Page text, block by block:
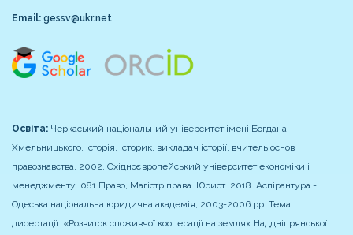
Email: gessv@ukr.net
Освіта: Черкаський національний університет імені Богдана
Хмельницького, Історія, Історик, викладач історії, вчитель основ
правознавства. 2002. Східноєвропейський університет економіки і
менеджменту. 081 Право, Магістр права. Юрист. 2018. Аспірантура -
Одеська національна юридична академія, 2003-2006 рр. Тема
дисертації: «Розвиток споживчої кооперації на землях Наддніпрянської